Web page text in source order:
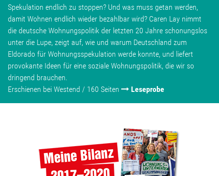
Spekulation endlich zu stoppen? Und was muss getan werden,
damit Wohnen endlich wieder bezahlbar wird? Caren Lay nimmt
die deutsche Wohnungspolitik der letzten 20 Jahre schonungslos
unter die Lupe, zeigt auf, wie und warum Deutschland zum
Eldorado für Wohnungsspekulation werde konnte, und liefert
provokante Ideen für eine soziale Wohnungspolitik, die wir so
dringend brauchen.
Erschienen bei Westend / 160 Seiten
Leseprobe